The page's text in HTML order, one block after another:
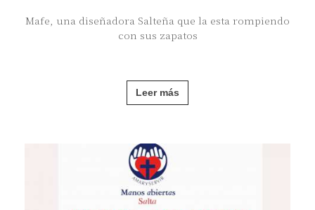
Mafe, una diseñadora Salteña que la esta rompiendo
con sus zapatos
Leer más